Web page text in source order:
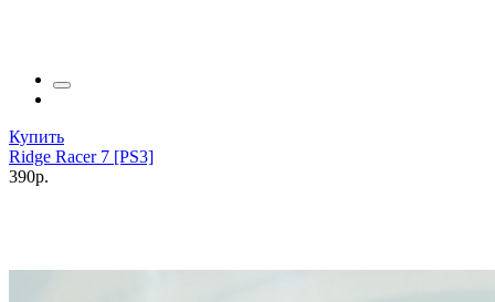
Купить
Ridge Racer 7 [PS3]
390р.